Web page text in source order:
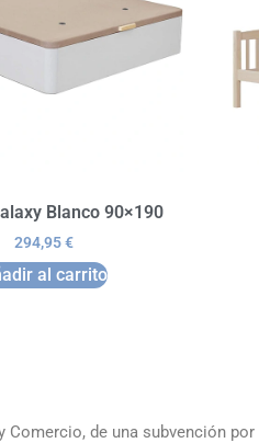
Blanco 90×190
294,95€
al carrito
de una subvención